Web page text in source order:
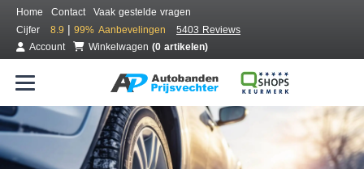
Home Contact
Vaak gestelde vragen
Cijfer
8.9 | 99% Aanbevelingen
5403 Reviews
Account
Winkelwagen (0 artikelen)